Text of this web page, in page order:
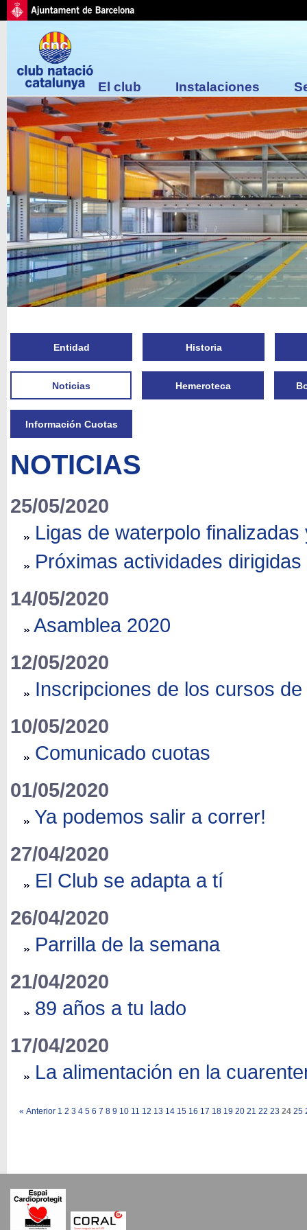
El club Instalaciones
Entidad Historia
Noticias Hemeroteca
Información Cuotas
NOTICIAS
25/05/2020
Ligas de waterpolo
Próximas actividades dirigidas
14/05/2020
Asamblea 2020
12/05/2020
Inscripciones de los cursos
10/05/2020
Comunicado cuotas
01/05/2020
Ya podemos salir a correr!
27/04/2020
El Club se adapta a tí
26/04/2020
Parrilla de la semana
21/04/2020
89 años a tu lado
17/04/2020
La alimentación en la
« Anterior 1 2 3 4 5 6 7 8 9 10 11 12 13 14 15 16 17 18 19 20 21 22 23 24 25